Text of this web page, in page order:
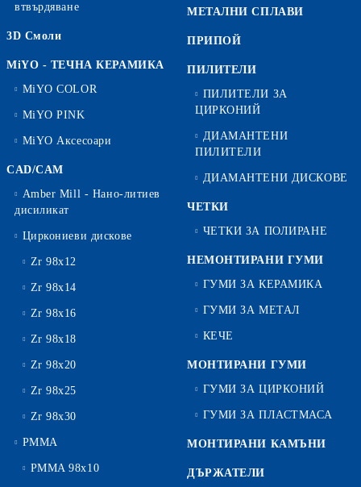
втвърдяване
3D Смоли
MiYO - ТЕЧНА КЕРАМИКА
MiYO COLOR
MiYO PINK
MiYO Аксесоари
CAD/CAM
Amber Mill - Нано-литиев
дисиликат
Циркониеви дискове
Zr 98x12
Zr 98x14
Zr 98x16
Zr 98x18
Zr 98x20
Zr 98x25
Zr 98x30
PMMA
PMMA 98x10
МЕТАЛНИ СПЛАВИ
ПРИПОЙ
ПИЛИТЕЛИ
ПИЛИТЕЛИ ЗА
ЦИРКОНИЙ
ДИАМАНТЕНИ
ПИЛИТЕЛИ
ДИАМАНТЕНИ ДИСКОВЕ
ЧЕТКИ
ЧЕТКИ ЗА ПОЛИРАНЕ
НЕМОНТИРАНИ ГУМИ
ГУМИ ЗА КЕРАМИКА
ГУМИ ЗА МЕТАЛ
КЕЧЕ
МОНТИРАНИ ГУМИ
ГУМИ ЗА ЦИРКОНИЙ
ГУМИ ЗА ПЛАСТМАСА
МОНТИРАНИ КАМЪНИ
ДЪРЖАТЕЛИ